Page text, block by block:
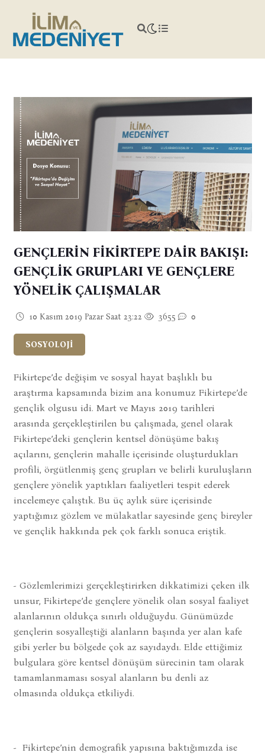
GENÇLERİN FİKİRTEPE DAİR BAKIŞI:
GENÇLİK GRUPLARI VE GENÇLERE
YÖNELİK ÇALIŞMALAR
10 Kasım 2019 Pazar Saat 23:22 3655 0
SOSYOLOJİ
Fikirtepe’de değişim ve sosyal hayat başlıklı bu
araştırma kapsamında bizim ana konumuz Fikirtepe’de
gençlik olgusu idi. Mart ve Mayıs 2019 tarihleri
arasında gerçekleştirilen bu çalışmada, genel olarak
Fikirtepe’deki gençlerin kentsel dönüşüme bakış
açılarını, gençlerin mahalle içerisinde oluşturdukları
profili, örgütlenmiş genç grupları ve belirli kuruluşların
gençlere yönelik yaptıkları faaliyetleri tespit ederek
incelemeye çalıştık. Bu üç aylık süre içerisinde
yaptığımız gözlem ve mülakatlar sayesinde genç bireyler
ve gençlik hakkında pek çok farklı sonuca eriştik.
- Gözlemlerimizi gerçekleştirirken dikkatimizi çeken ilk
unsur, Fikirtepe’de gençlere yönelik olan sosyal faaliyet
alanlarının oldukça sınırlı olduğuydu. Günümüzde
gençlerin sosyalleştiği alanların başında yer alan kafe
gibi yerler bu bölgede çok az sayıdaydı. Elde ettiğimiz
bulgulara göre kentsel dönüşüm sürecinin tam olarak
tamamlanmaması sosyal alanların bu denli az
olmasında oldukça etkiliydi.
- Fikirtepe’nin demografik yapısına baktığımızda ise